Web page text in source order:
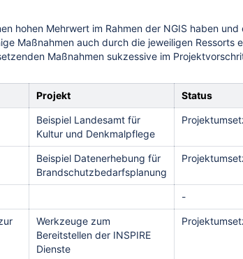
hohen Mehrwert im Rahmen der NGIS haben
Maßnahmen auch durch die jeweiligen Ressorts
Maßnahmen sukzessive im
Projekt Status
Beispiel Landesamt für
Kultur und Denkmalpflege
Beispiel Datenerhebung für
Brandschutzbedarfsplanung
-
Werkzeuge zum
Bereitstellen der INSPIRE
Dienste